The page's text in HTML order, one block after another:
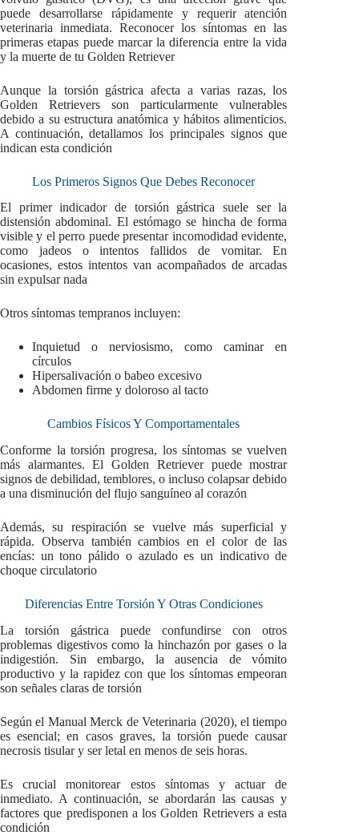
puede desarrollarse rápidamente y requerir atención
veterinaria inmediata. Reconocer los síntomas en las
primeras etapas puede marcar la diferencia entre la vida
y la muerte de tu Golden Retriever
Aunque la torsión gástrica afecta a varias razas, los
Golden Retrievers son particularmente vulnerables
debido a su estructura anatómica y hábitos alimenticios.
A continuación, detallamos los principales signos que
indican esta condición
Los Primeros Signos Que Debes Reconocer
El primer indicador de torsión gástrica suele ser la
distensión abdominal. El estómago se hincha de forma
visible y el perro puede presentar incomodidad evidente,
como jadeos o intentos fallidos de vomitar. En
ocasiones, estos intentos van acompañados de arcadas
sin expulsar nada
Otros síntomas tempranos incluyen:
Inquietud o nerviosismo, como caminar en
círculos
Hipersalivación o babeo excesivo
Abdomen firme y doloroso al tacto
Cambios Físicos Y Comportamentales
Conforme la torsión progresa, los síntomas se vuelven
más alarmantes. El Golden Retriever puede mostrar
signos de debilidad, temblores, o incluso colapsar debido
a una disminución del flujo sanguíneo al corazón
Además, su respiración se vuelve más superficial y
rápida. Observa también cambios en el color de las
encías: un tono pálido o azulado es un indicativo de
choque circulatorio
Diferencias Entre Torsión Y Otras Condiciones
La torsión gástrica puede confundirse con otros
problemas digestivos como la hinchazón por gases o la
indigestión. Sin embargo, la ausencia de vómito
productivo y la rapidez con que los síntomas empeoran
son señales claras de torsión
Según el Manual Merck de Veterinaria (2020), el tiempo
es esencial; en casos graves, la torsión puede causar
necrosis tisular y ser letal en menos de seis horas.
Es crucial monitorear estos síntomas y actuar de
inmediato. A continuación, se abordarán las causas y
factores que predisponen a los Golden Retrievers a esta
condición